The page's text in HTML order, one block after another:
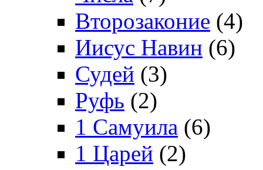
Второзаконие (4)
Иисус Навин (6)
Судей (3)
Руфь (2)
1 Самуила (6)
1 Царей (2)